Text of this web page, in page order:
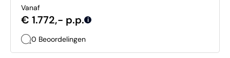
Vanaf
€ 1.772,- p.p. i
0 Beoordelingen